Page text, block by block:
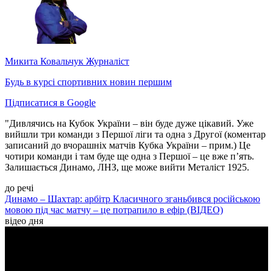
Микита Ковальчук Журналіст
Будь в курсі спортивних новин першим
Підписатися в Google
"Дивлячись на Кубок України – він буде дуже цікавий. Уже
вийшли три команди з Першої ліги та одна з Другої (коментар
записаний до вчорашніх матчів Кубка України – прим.) Це
чотири команди і там буде ще одна з Першої – це вже п’ять.
Залишається Динамо, ЛНЗ, ще може вийти Металіст 1925.
до речі
Динамо – Шахтар: арбітр Класичного зганьбився російською
мовою під час матчу – це потрапило в ефір (ВІДЕО)
відео дня